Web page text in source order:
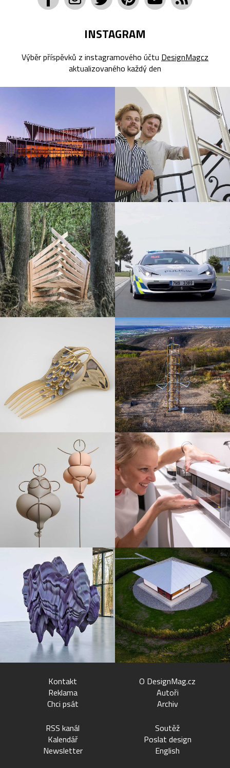
INSTAGRAM
Výběr příspěvků z instagramového účtu DesignMagcz
aktualizovaného každý den
Kontakt
Reklama
Chci psát
O DesignMag.cz
Autoři
Archiv
RSS kanál
Kalendář
Newsletter
Soutěž
Poslat design
English